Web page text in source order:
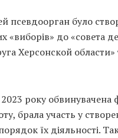
псевдоорган було
«виборів» до «совета
Херсонской
року обвинувачена
брала участь у
їх діяльності.